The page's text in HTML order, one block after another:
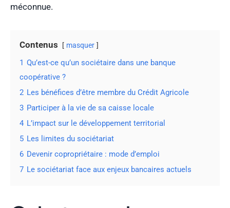
méconnue.
Contenus masquer
1 Qu’est-ce qu’un sociétaire dans une banque
coopérative ?
2 Les bénéfices d’être membre du Crédit Agricole
3 Participer à la vie de sa caisse locale
4 L’impact sur le développement territorial
5 Les limites du sociétariat
6 Devenir copropriétaire : mode d’emploi
7 Le sociétariat face aux enjeux bancaires actuels